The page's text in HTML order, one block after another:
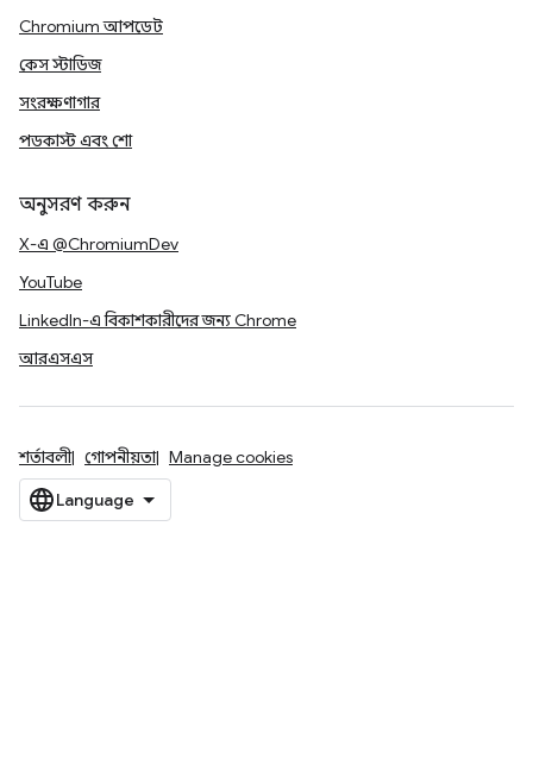
Chromium আপডেট
কেস স্টাডিজ
সংরক্ষণাগার
পডকাস্ট এবং শো
অনুসরণ করুন
X-এ @ChromiumDev
YouTube
LinkedIn-এ বিকাশকারীদের জন্য Chrome
আরএসএস
শর্তাবলী গোপনীয়তা Manage cookies